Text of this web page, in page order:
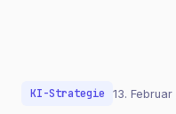
KI-Strategie 13.